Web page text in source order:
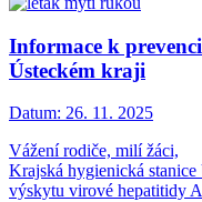
Informace k
Ústeckém kraji
Datum: 26. 11. 2025
Vážení rodiče, milí žáci,
Krajská hygienická
výskytu virové hepatitidy